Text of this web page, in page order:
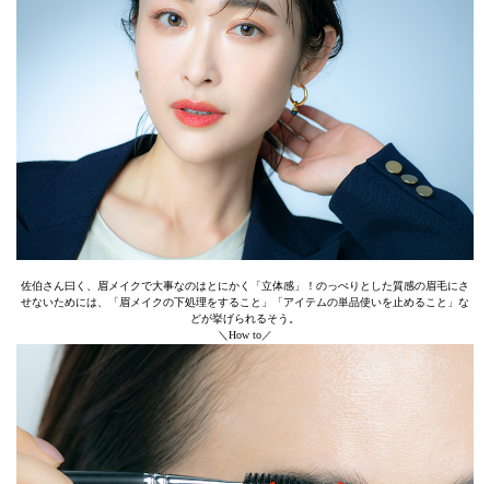
佐伯さん曰く、眉メイクで大事なのはとにかく「立体感」！のっぺりとした質感の眉毛にさ
せないためには、「眉メイクの下処理をすること」「アイテムの単品使いを止めること」な
どが挙げられるそう。
＼How to／